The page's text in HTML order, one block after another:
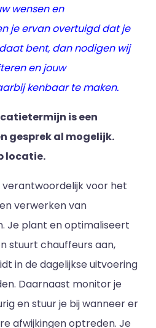
wensen en
je ervan overtuigd dat je
bent, dan nodigen wij
en jouw
kenbaar te maken.
is een
gesprek al mogelijk.
locatie.
verantwoordelijk voor het
verwerken van
Je plant en optimaliseert
stuurt chauffeurs aan,
in de dagelijkse uitvoering
Daarnaast monitor je
en stuur je bij wanneer er
afwijkingen optreden. Je